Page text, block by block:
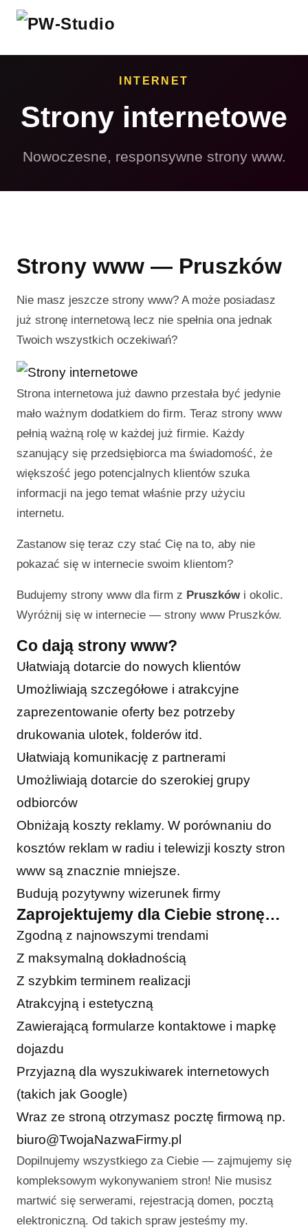
INTERNET
Strony internetowe
Nowoczesne, responsywne strony www.
Strony www — Pruszków
Nie masz jeszcze strony www? A może posiadasz
już stronę internetową lecz nie spełnia ona jednak
Twoich wszystkich oczekiwań?
Strona internetowa już dawno przestała być jedynie
mało ważnym dodatkiem do firm. Teraz strony www
pełnią ważną rolę w każdej już firmie. Każdy
szanujący się przedsiębiorca ma świadomość, że
większość jego potencjalnych klientów szuka
informacji na jego temat właśnie przy użyciu
internetu.
Zastanow się teraz czy stać Cię na to, aby nie
pokazać się w internecie swoim klientom?
Budujemy strony www dla firm z Pruszków i okolic.
Wyróżnij się w internecie — strony www Pruszków.
Co dają strony www?
Ułatwiają dotarcie do nowych klientów
Umożliwiają szczegółowe i atrakcyjne
zaprezentowanie oferty bez potrzeby
drukowania ulotek, folderów itd.
Ułatwiają komunikację z partnerami
Umożliwiają dotarcie do szerokiej grupy
odbiorców
Obniżają koszty reklamy. W porównaniu do
kosztów reklam w radiu i telewizji koszty stron
www są znacznie mniejsze.
Budują pozytywny wizerunek firmy
Zaprojektujemy dla Ciebie stronę…
Zgodną z najnowszymi trendami
Z maksymalną dokładnością
Z szybkim terminem realizacji
Atrakcyjną i estetyczną
Zawierającą formularze kontaktowe i mapkę
dojazdu
Przyjazną dla wyszukiwarek internetowych
(takich jak Google)
Wraz ze stroną otrzymasz pocztę firmową np.
biuro@TwojaNazwaFirmy.pl
Dopilnujemy wszystkiego za Ciebie — zajmujemy się
kompleksowym wykonywaniem stron! Nie musisz
martwić się serwerami, rejestracją domen, pocztą
elektroniczną. Od takich spraw jesteśmy my.